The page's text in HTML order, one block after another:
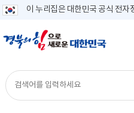
이 누리집은 대한민국 공식 전자